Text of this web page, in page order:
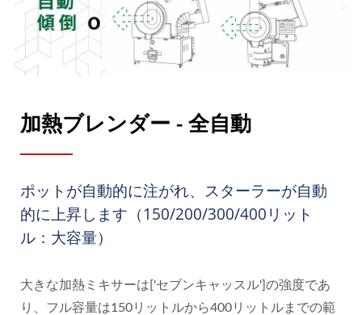
加熱ブレンダー - 全自動
ポットが自動的に注がれ、スターラーが自動
的に上昇します（150/200/300/400リット
ル：大容量）
大きな加熱ミキサーは['セブンキャッスル']の強度であ
り、フル容量は150リットルから400リットルまでの範